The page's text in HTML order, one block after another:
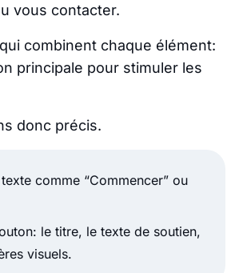
vous contacter.
combinent chaque élément:
principale pour stimuler les
donc précis.
comme “Commencer” ou
le titre, le texte de soutien,
visuels.